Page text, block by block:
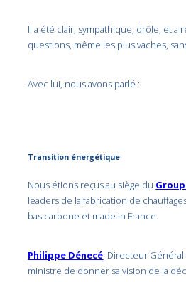
Il a été clair, sympathique, drôle, et a
questions, même les plus vaches,
Avec lui, nous avons parlé :
Transition énergétique
Nous étions reçus au siège du
leaders de la fabrication de
bas carbone et made in France.
Philippe Dénecé, Directeur Général
ministre de donner sa vision de la